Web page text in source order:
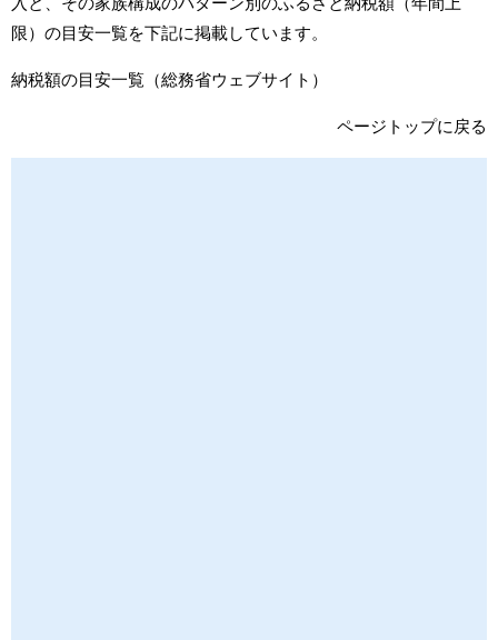
限）の目安一覧を下記に掲載しています。
納税額の目安一覧（総務省ウェブサイト）
ページトップに戻る